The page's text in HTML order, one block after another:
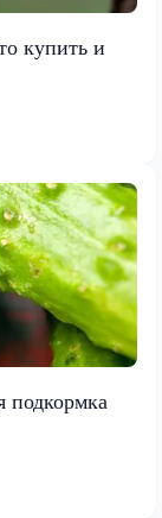
купить и
подкормка